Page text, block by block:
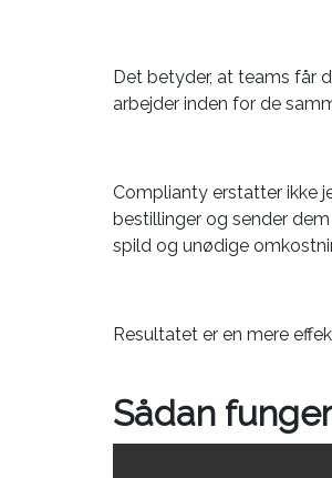
Det betyder, at teams får
arbejder inden for de
Complianty erstatter ikke
bestillinger og sender
spild og unødige
Resultatet er en mere
Sådan